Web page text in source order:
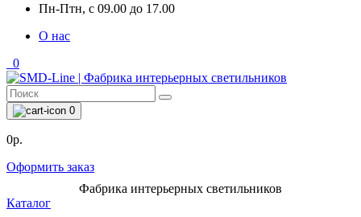
Пн-Птн, с 09.00 до 17.00
О нас
0
0
0р.
Оформить заказ
Фабрика интерьерных светильников
Каталог